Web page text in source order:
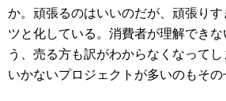
か。頑張るのはいいのだが、頑張り
ツと化している。消費者が理解でき
う、売る方も訳がわからなくなってし
いかないプロジェクトが多いのもその